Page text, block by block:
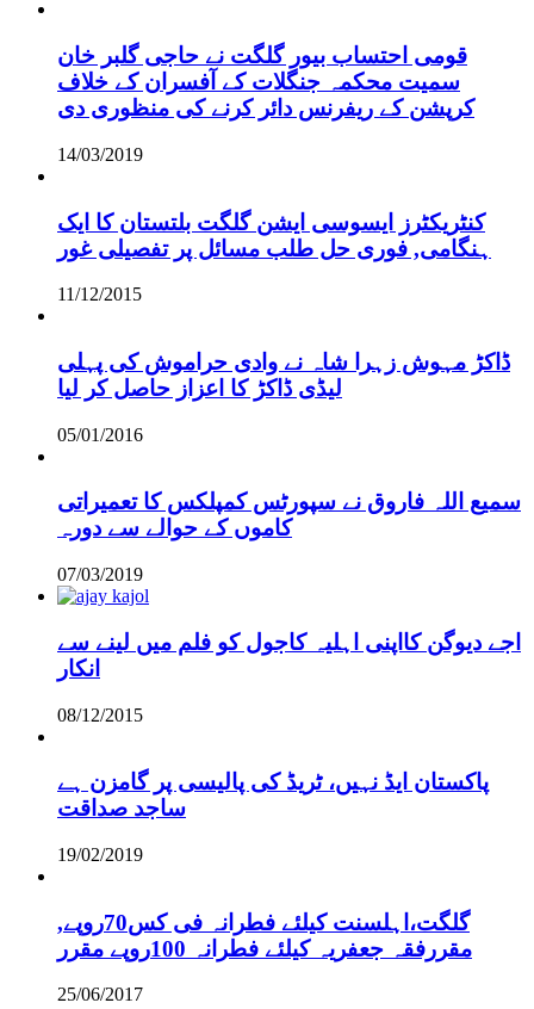
قومی احتساب بیور گلگت نے حاجی گلبر خان
سمیت محکمہ جنگلات کے آفسران کے خلاف
کرپشن کے ریفرنس دائر کرنے کی منظوری دی
14/03/2019
کنٹریکٹرز ایسوسی ایشن گلگت بلتستان کا ایک
ہنگامی, فوری حل طلب مسائل پر تفصیلی غور
11/12/2015
ڈاکڑ مہوش زہرا شاہ نے وادی حراموش کی پہلی
لیڈی ڈاکڑ کا اعزاز حاصل کر لیا
05/01/2016
سمیع اللہ فاروق نے سپورٹس کمپلکس کا تعمیراتی
کاموں کے حوالے سے دورہ
07/03/2019
اجے دیوگن کااپنی اہلیہ کاجول کو فلم میں لینے سے
انکار
08/12/2015
پاکستان ایڈ نہیں، ٹریڈ کی پالیسی پر گامزن ہے
ساجد صداقت
19/02/2019
,گلگت،اہلسنت کیلئے فطرانہ فی کس70روپے
مقررفقہ جعفریہ کیلئے فطرانہ 100روپے مقرر
25/06/2017